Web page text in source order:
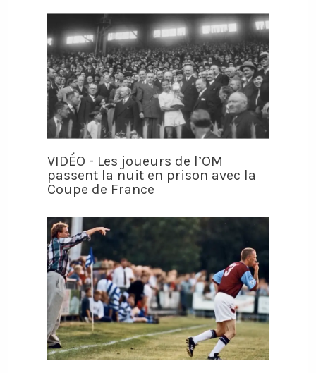
VIDÉO - Les joueurs de l’OM
passent la nuit en prison avec la
Coupe de France